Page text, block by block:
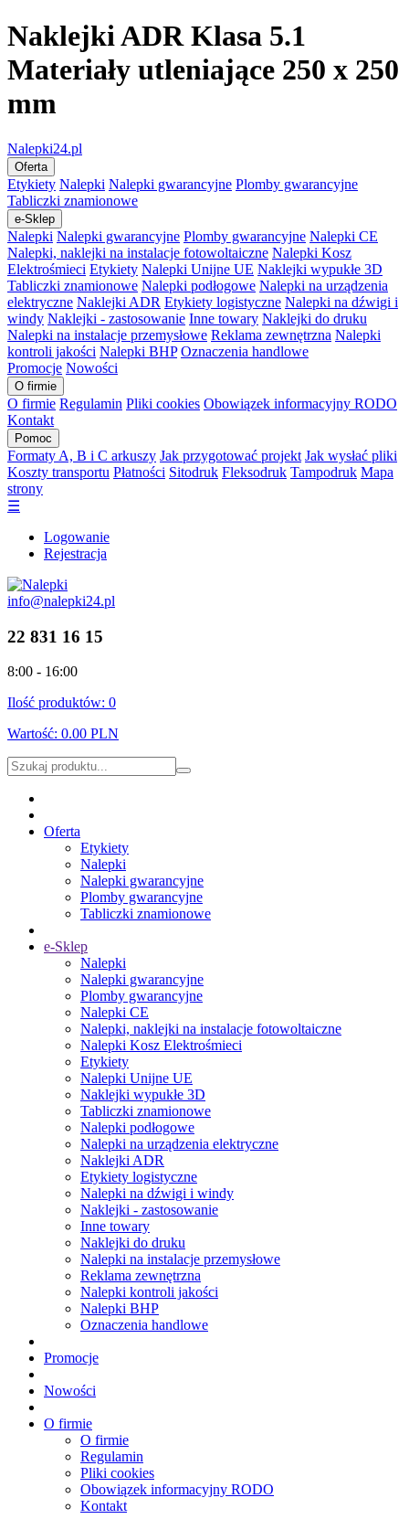
Naklejki ADR Klasa 5.1
Materiały utleniające 250 x 250
mm
Nalepki24.pl
Oferta
Etykiety Nalepki Nalepki gwarancyjne Plomby gwarancyjne
Tabliczki znamionowe
e-Sklep
Nalepki Nalepki gwarancyjne Plomby gwarancyjne Nalepki CE
Nalepki, naklejki na instalacje fotowoltaiczne Nalepki Kosz
Elektrośmieci Etykiety Nalepki Unijne UE Naklejki wypukłe 3D
Tabliczki znamionowe Nalepki podłogowe Nalepki na urządzenia
elektryczne Naklejki ADR Etykiety logistyczne Nalepki na dźwigi i
windy Naklejki - zastosowanie Inne towary Naklejki do druku
Nalepki na instalacje przemysłowe Reklama zewnętrzna Nalepki
kontroli jakości Nalepki BHP Oznaczenia handlowe
Promocje Nowości
O firmie
O firmie Regulamin Pliki cookies Obowiązek informacyjny RODO
Kontakt
Pomoc
Formaty A, B i C arkuszy Jak przygotować projekt Jak wysłać pliki
Koszty transportu Płatności Sitodruk Fleksodruk Tampodruk Mapa
strony
☰
Logowanie
Rejestracja
info@nalepki24.pl
22 831 16 15
8:00 - 16:00
Ilość produktów: 0
Wartość: 0.00 PLN
Oferta
Etykiety
Nalepki
Nalepki gwarancyjne
Plomby gwarancyjne
Tabliczki znamionowe
e-Sklep
Nalepki
Nalepki gwarancyjne
Plomby gwarancyjne
Nalepki CE
Nalepki, naklejki na instalacje fotowoltaiczne
Nalepki Kosz Elektrośmieci
Etykiety
Nalepki Unijne UE
Naklejki wypukłe 3D
Tabliczki znamionowe
Nalepki podłogowe
Nalepki na urządzenia elektryczne
Naklejki ADR
Etykiety logistyczne
Nalepki na dźwigi i windy
Naklejki - zastosowanie
Inne towary
Naklejki do druku
Nalepki na instalacje przemysłowe
Reklama zewnętrzna
Nalepki kontroli jakości
Nalepki BHP
Oznaczenia handlowe
Promocje
Nowości
O firmie
O firmie
Regulamin
Pliki cookies
Obowiązek informacyjny RODO
Kontakt